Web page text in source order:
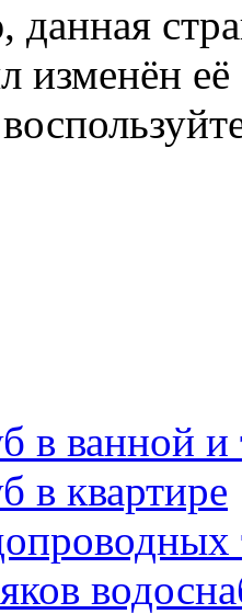
изменён её
в ванной и
в квартире